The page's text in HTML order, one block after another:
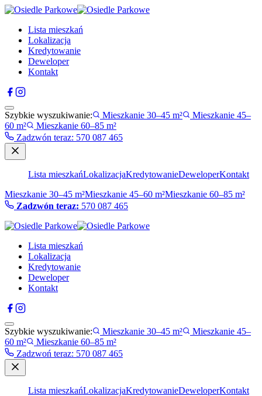
Lista mieszkań
Lokalizacja
Kredytowanie
Deweloper
Kontakt
Szybkie wyszukiwanie: Mieszkanie 30–45 m²
Mieszkanie 45–
60 m²
Mieszkanie 60–85 m²
Zadzwón teraz: 570 087 465
Lista mieszkańLokalizacjaKredytowanieDeweloperKontakt
Mieszkanie 30–45 m²Mieszkanie 45–60 m²Mieszkanie 60–85 m²
Zadzwón teraz: 570 087 465
Lista mieszkań
Lokalizacja
Kredytowanie
Deweloper
Kontakt
Szybkie wyszukiwanie: Mieszkanie 30–45 m²
Mieszkanie 45–
60 m²
Mieszkanie 60–85 m²
Zadzwoń teraz: 570 087 465
Lista mieszkańLokalizacjaKredytowanieDeweloperKontakt